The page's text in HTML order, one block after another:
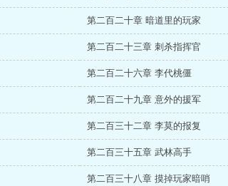
第二百二十章 暗道里的玩家
第二百二十三章 刺杀指挥官
第二百二十六章 李代桃僵
第二百二十九章 意外的援军
第二百三十二章 李莫的报复
第二百三十五章 武林高手
第二百三十八章 摸掉玩家暗哨